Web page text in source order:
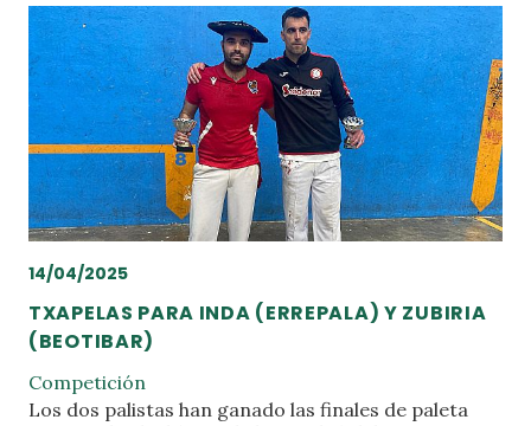
14/04/2025
TXAPELAS PARA INDA (ERREPALA) Y ZUBIRIA
(BEOTIBAR)
Competición
Los dos palistas han ganado las finales de paleta